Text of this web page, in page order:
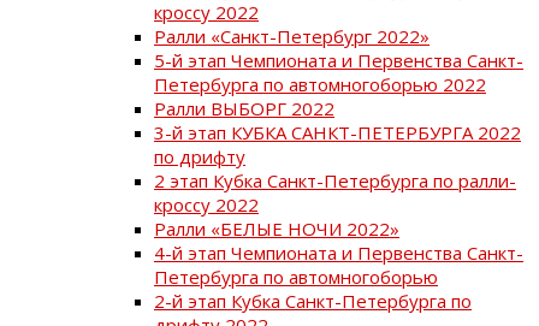
кроссу 2022
Ралли «Санкт-Петербург 2022»
5-й этап Чемпионата и Первенства Санкт-
Петербурга по автомногоборью 2022
Ралли ВЫБОРГ 2022
3-й этап КУБКА САНКТ-ПЕТЕРБУРГА 2022
по дрифту
2 этап Кубка Санкт-Петербурга по ралли-
кроссу 2022
Ралли «БЕЛЫЕ НОЧИ 2022»
4-й этап Чемпионата и Первенства Санкт-
Петербурга по автомногоборью
2-й этап Кубка Санкт-Петербурга по